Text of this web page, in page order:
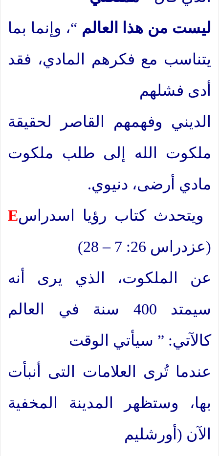
ليست من هذا العالم “، وإنما بما
يتناسب مع فكرهم المادي، فقد
أدى فشلهم
الديني وفهمهم القاصر لحقيقة
ملكوت الله إلى طلب ملكوت
مادي أرضى، دنيوي.
Eويتحدث كتاب رؤيا اسدراس
(عزدراس 26: 7 – 28)
عن الملكوت، الذي يرى أنه
سيمتد 400 سنة في العالم
كالآتي: ” سيأتي الوقت
عندما تُرى العلامات التى أنبأت
بها، وستظهر المدينة المخفية
الآن (أورشليم